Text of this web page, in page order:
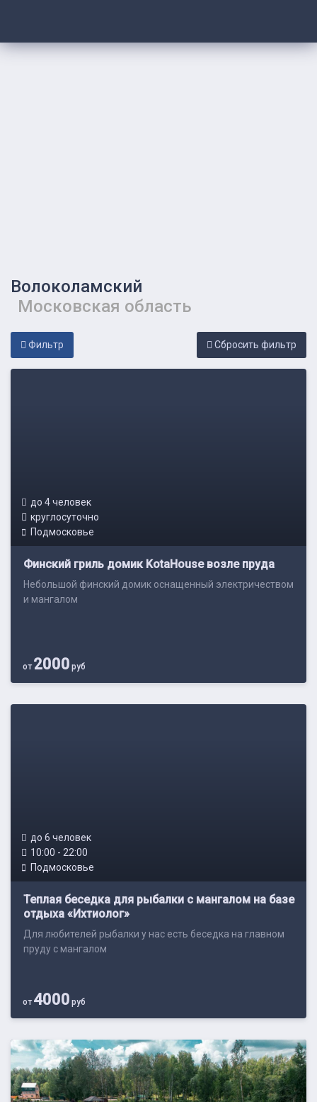
Волоколамский
Московская область
Фильтр Cбросить фильтр
до 4 человек
круглосуточно
Подмосковье
Финский гриль домик KotaHouse возле пруда
Небольшой финский домик оснащенный электричеством
и мангалом
от2000 руб
до 6 человек
10:00 - 22:00
Подмосковье
Теплая беседка для рыбалки с мангалом на базе
отдыха «Ихтиолог»
Для любителей рыбалки у нас есть беседка на главном
пруду с мангалом
от4000 руб